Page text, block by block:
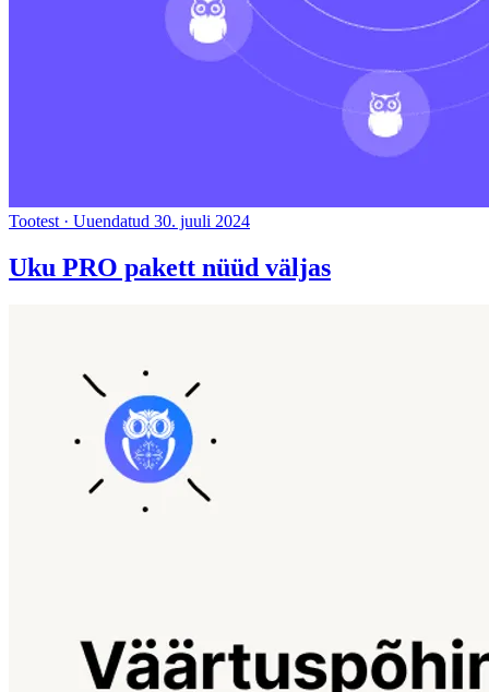
Tootest · Uuendatud 30. juuli 2024
Uku PRO pakett nüüd väljas